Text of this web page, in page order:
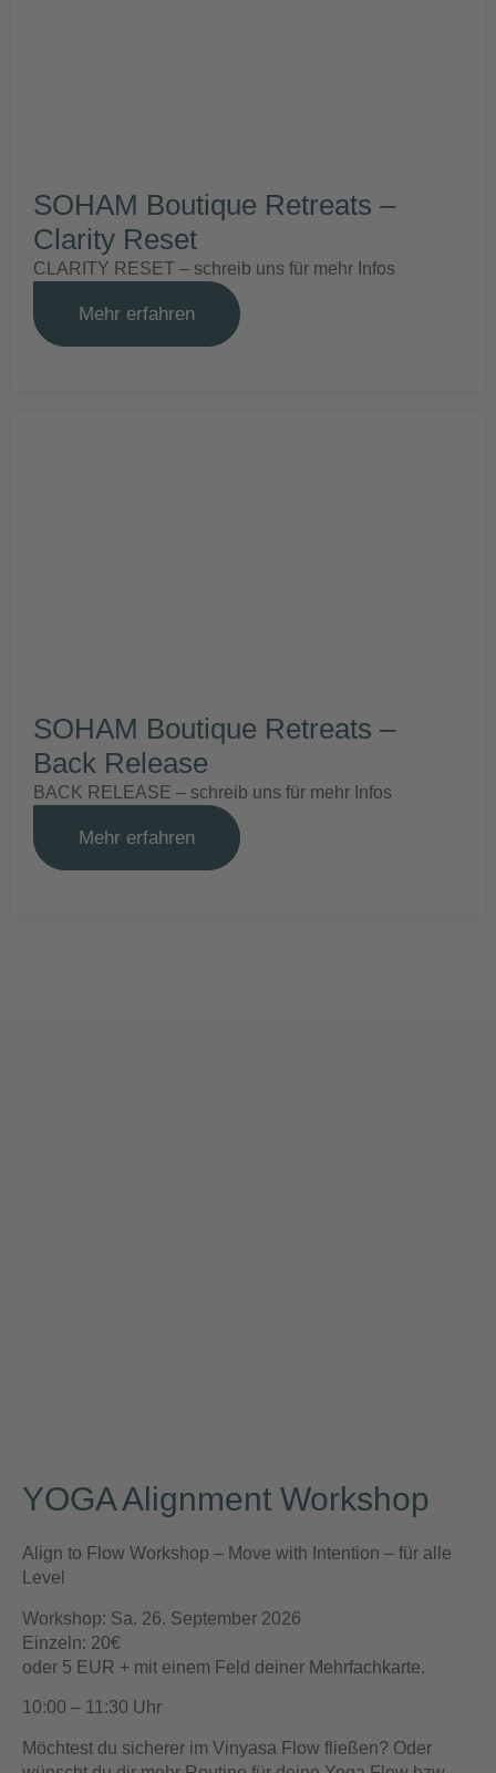
SOHAM Boutique Retreats –
Clarity Reset
CLARITY RESET – schreib uns für mehr Infos
Mehr erfahren
SOHAM Boutique Retreats –
Back Release
BACK RELEASE – schreib uns für mehr Infos
Mehr erfahren
YOGA Alignment Workshop
Align to Flow Workshop – Move with Intention – für alle
Level
Workshop: Sa. 26. September 2026
Einzeln: 20€
oder 5 EUR + mit einem Feld deiner Mehrfachkarte.
10:00 – 11:30 Uhr
Möchtest du sicherer im Vinyasa Flow fließen? Oder